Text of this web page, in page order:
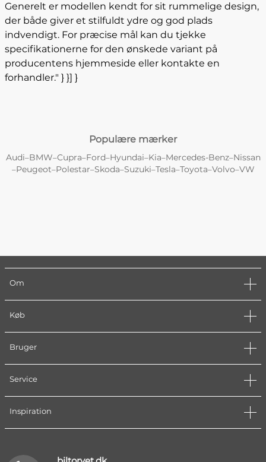
Generelt er modellen kendt for sit rummelige design,
der både giver et stilfuldt ydre og god plads
indvendigt. For præcise mål kan du tjekke
specifikationerne for den ønskede variant på
producentens hjemmeside eller kontakte en
forhandler." } }] }
Populære mærker
Audi–BMW–Cupra–Ford–Hyundai–Kia–Mercedes-Benz–Nissan
–Peugeot–Polestar–Skoda–Suzuki–Tesla–Toyota–Volvo–VW
Om
Køb
Bruger
Service
Inspiration